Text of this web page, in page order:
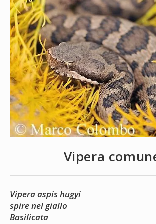
Vipera
Vipera aspis hugyi
spire nel giallo
Basilicata